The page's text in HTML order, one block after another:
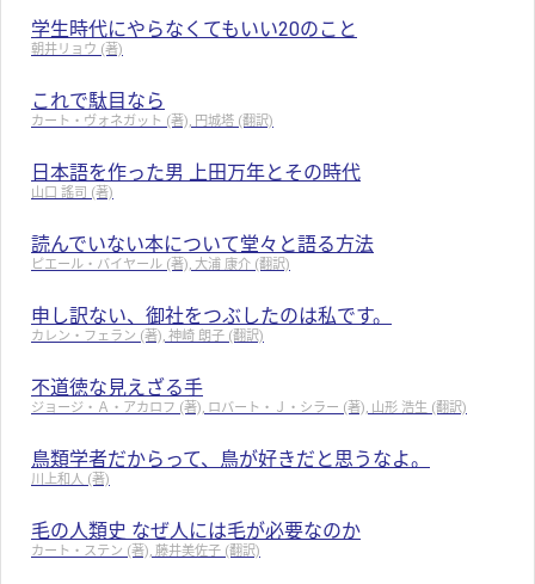
学生時代にやらなくてもいい20のこと
朝井リョウ (著)
これで駄目なら
カート・ヴォネガット (著), 円城塔 (翻訳)
日本語を作った男 上田万年とその時代
山口 謠司 (著)
読んでいない本について堂々と語る方法
ピエール・バイヤール (著), 大浦 康介 (翻訳)
申し訳ない、御社をつぶしたのは私です。
カレン・フェラン (著), 神崎 朗子 (翻訳)
不道徳な見えざる手
ジョージ・Ａ・アカロフ (著), ロバート・Ｊ・シラー (著), 山形 浩生 (翻訳)
鳥類学者だからって、鳥が好きだと思うなよ。
川上和人 (著)
毛の人類史 なぜ人には毛が必要なのか
カート・ステン (著), 藤井美佐子 (翻訳)